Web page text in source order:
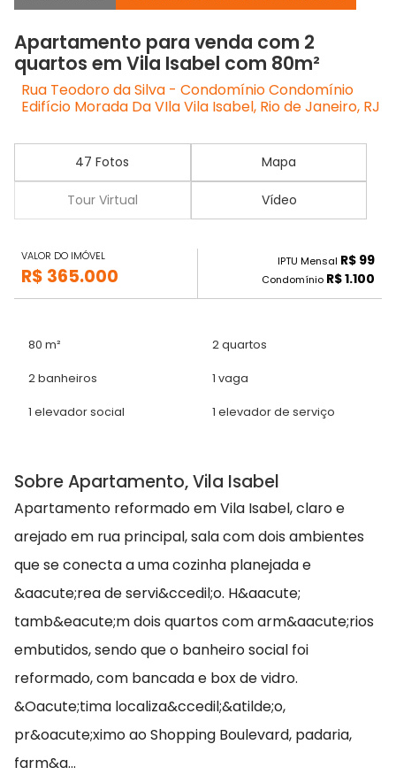
Apartamento para venda com 2
quartos em Vila Isabel com 80m²
Rua Teodoro da Silva - Condomínio Condomínio
Edifício Morada Da VIla Vila Isabel, Rio de Janeiro, RJ
47 Fotos Mapa
Tour Virtual Vídeo
VALOR DO IMÓVEL
R$ 365.000
IPTU Mensal R$ 99
Condomínio R$ 1.100
80 m² 2 quartos
2 banheiros 1 vaga
1 elevador social 1 elevador de serviço
Sobre Apartamento, Vila Isabel
Apartamento reformado em Vila Isabel, claro e
arejado em rua principal, sala com dois ambientes
que se conecta a uma cozinha planejada e
&aacute;rea de servi&ccedil;o. H&aacute;
tamb&eacute;m dois quartos com arm&aacute;rios
embutidos, sendo que o banheiro social foi
reformado, com bancada e box de vidro.
&Oacute;tima localiza&ccedil;&atilde;o,
pr&oacute;ximo ao Shopping Boulevard, padaria,
farm&a...